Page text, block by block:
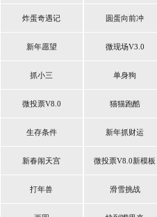
炸蛋奇遇记 圆蛋向前冲
新年愿望 微现场V3.0
抓小三 单身狗
微投票V8.0 猫猫跑酷
生存条件 新年抓财运
新春闹天宫 微投票V8.0新模板
打年兽 滑雪挑战